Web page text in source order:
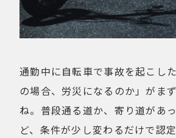
通勤中に自転車で事故を起こし
の場合、労災になるのか」がま
ね。普段通る道か、寄り道があ
ど、条件が少し変わるだけで認